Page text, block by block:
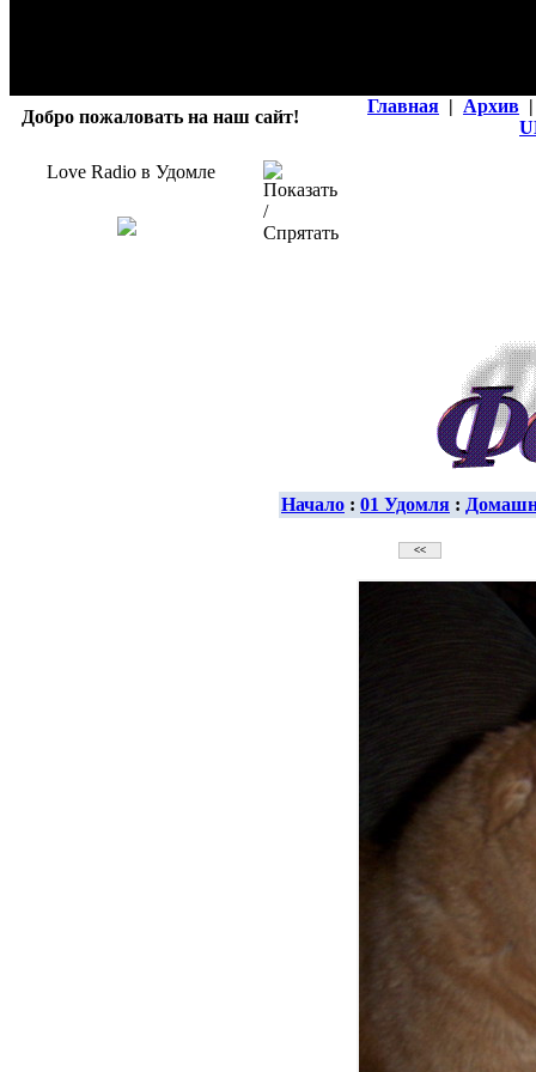
Добро пожаловать на наш сайт!
Главная | Архив |
Love Radio в Удомле
Начало : 01 Удомля :